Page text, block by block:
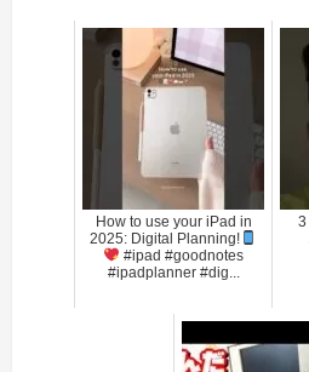
How to use your iPad in
2025: Digital Planning!
#ipad #goodnotes
#ipadplanner #dig...
3